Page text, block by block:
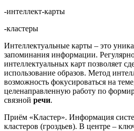
-интеллект-карты
-кластеры
Интеллектуальные карты – это
запоминания информации.
интеллектуальных карт позволяет
использование образов. Метод
возможность фокусироваться на
целенаправленную работу по
связной речи.
Приём «Кластер». Информация
кластеров (гроздьев). В центре –